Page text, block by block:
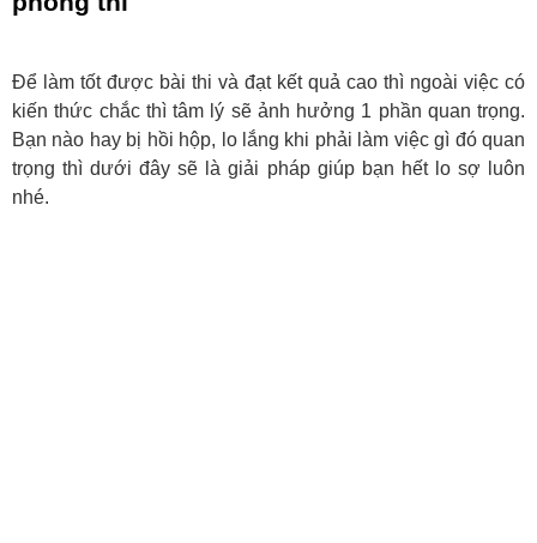
Để làm tốt được bài thi và đạt kết quả cao thì ngoài việc có
kiến thức chắc thì tâm lý sẽ ảnh hưởng 1 phần quan trọng.
Bạn nào hay bị hồi hộp, lo lắng khi phải làm việc gì đó quan
trọng thì dưới đây sẽ là giải pháp giúp bạn hết lo sợ luôn
nhé.